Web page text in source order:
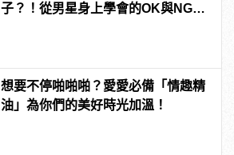
子？！從男星身上學會的OK與NG穿
想要不停啪啪啪？愛愛必備「情趣精
油」為你們的美好時光加溫！